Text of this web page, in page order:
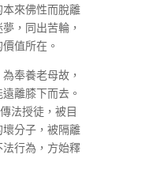
來佛性而脫離
，同出苦輪，
值所在。
奉養老母故，
離膝下而去。
法授徒，被目
分子，被隔離
行為，方始釋